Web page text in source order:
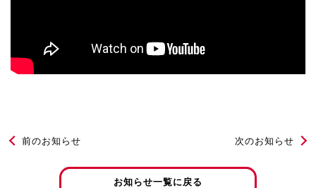
前のお知らせ 次のお知らせ
お知らせ一覧に戻る